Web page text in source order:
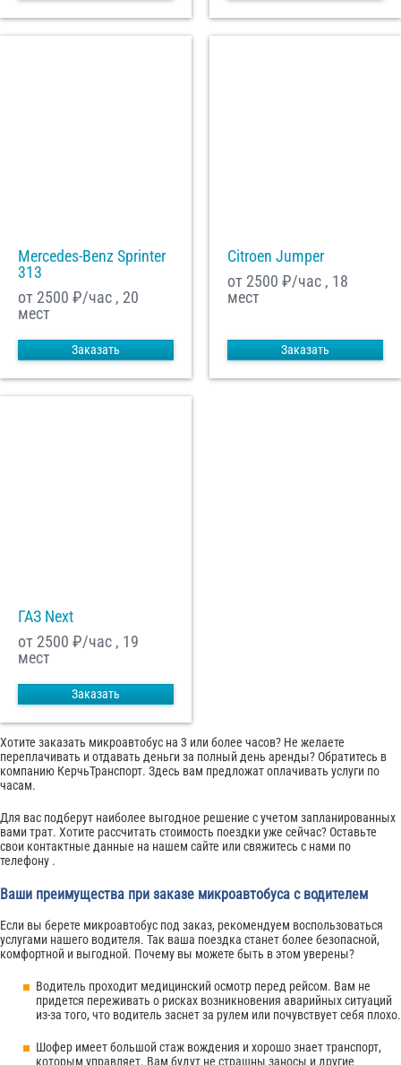
Mercedes-Benz Sprinter
313
от 2500 ₽/час , 20
мест
Заказать
Citroen Jumper
от 2500 ₽/час , 18
мест
Заказать
ГАЗ Next
от 2500 ₽/час , 19
мест
Заказать
Хотите заказать микроавтобус на 3 или более часов? Не желаете
переплачивать и отдавать деньги за полный день аренды? Обратитесь в
компанию КерчьТранспорт. Здесь вам предложат оплачивать услуги по
часам.
Для вас подберут наиболее выгодное решение с учетом запланированных
вами трат. Хотите рассчитать стоимость поездки уже сейчас? Оставьте
свои контактные данные на нашем сайте или свяжитесь с нами по
телефону .
Ваши преимущества при заказе микроавтобуса с водителем
Если вы берете микроавтобус под заказ, рекомендуем воспользоваться
услугами нашего водителя. Так ваша поездка станет более безопасной,
комфортной и выгодной. Почему вы можете быть в этом уверены?
Водитель проходит медицинский осмотр перед рейсом. Вам не
придется переживать о рисках возникновения аварийных ситуаций
из-за того, что водитель заснет за рулем или почувствует себя плохо.
Шофер имеет большой стаж вождения и хорошо знает транспорт,
которым управляет. Вам будут не страшны заносы и другие